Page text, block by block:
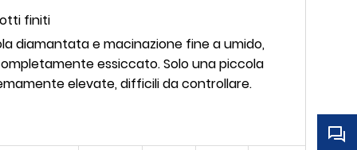
finiti
diamantata e macinazione fine a umido,
essiccato. Solo una piccola
elevate, difficili da controllare.